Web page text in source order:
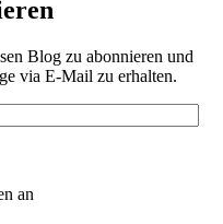
Blog zu abonnieren und
via E-Mail zu erhalten.
an